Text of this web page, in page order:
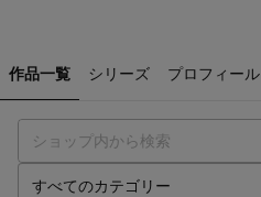
作品一覧 シリーズ プロフィール